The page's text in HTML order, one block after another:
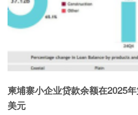
柬埔寨小企业贷款余额在2025
美元